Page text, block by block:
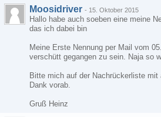
Moosidriver - 15. Oktober 2015
Hallo habe auch soeben eine meine
das ich dabei bin
Meine Erste Nennung per Mail vom
verschütt gegangen zu sein. Naja so
Bitte mich auf der Nachrückerliste
Dank vorab.
Gruß Heinz